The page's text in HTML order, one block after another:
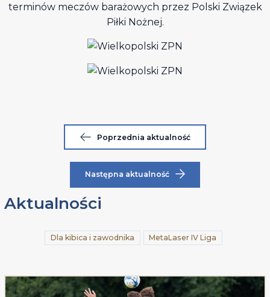
terminów meczów barażowych przez Polski Związek
Piłki Nożnej.
Poprzednia aktualność
Następna aktualność
Aktualności
Dla kibica i zawodnika MetaLaser IV Liga